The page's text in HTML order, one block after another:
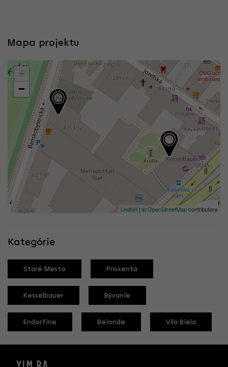
Mapa projektu
−
Leaflet | ©OpenStreetMapcontributors
Kategórie
Staré Mesto Proxenta
Kesselbauer Bývanie
Endorfine Beionde Vila Biela